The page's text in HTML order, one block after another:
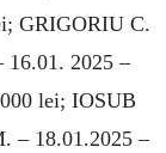
GRIGORIU C.
16.01. 2025 –
lei; IOSUB
– 18.01.2025 –